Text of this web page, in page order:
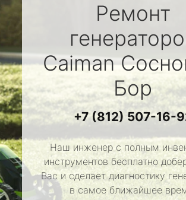
Ремонт
Caiman
Бор
+7 (812) 507-16-
Наш инженер с полным
инструментов бесплатно
Вас и сделает диагностику
в самое ближайшее